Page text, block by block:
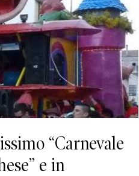
“Carnevale
e in